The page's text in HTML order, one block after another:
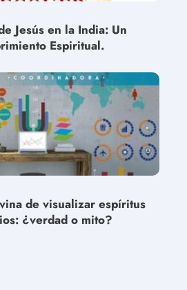
Jesús en la India: Un
Espiritual.
de visualizar espíritus
¿verdad o mito?